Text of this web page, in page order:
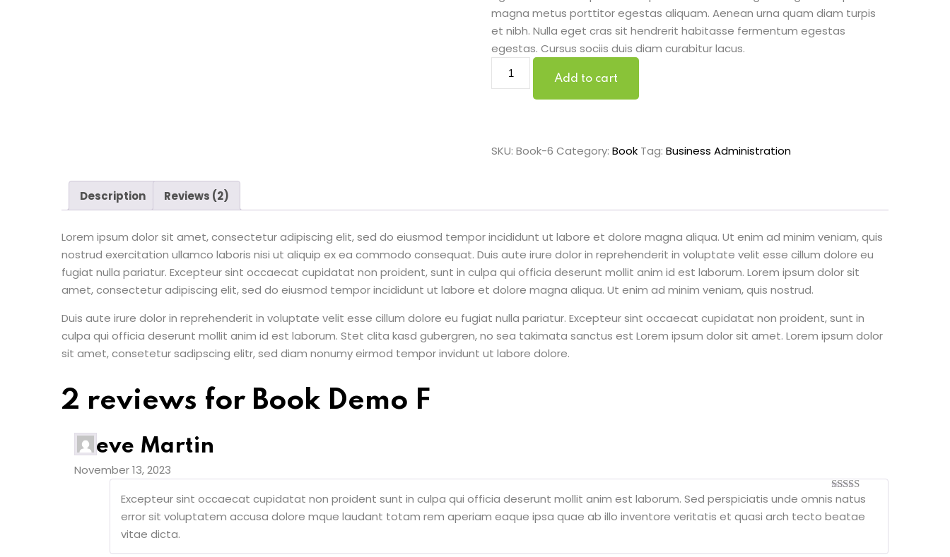
magna metus porttitor egestas aliquam. Aenean urna quam diam turpis
et nibh. Nulla eget cras sit hendrerit habitasse fermentum egestas
egestas. Cursus sociis duis diam curabitur lacus.
Book
Add to cart
SKU:Book-6 Category: Book Tag: Business Administration
Description Reviews (2)
Lorem ipsum dolor sit amet, consectetur adipiscing elit, sed do eiusmod tempor incididunt ut labore et dolore magna aliqua. Ut enim ad minim veniam, quis
nostrud exercitation ullamco laboris nisi ut aliquip ex ea commodo consequat. Duis aute irure dolor in reprehenderit in voluptate velit esse cillum dolore eu
fugiat nulla pariatur. Excepteur sint occaecat cupidatat non proident, sunt in culpa qui officia deserunt mollit anim id est laborum. Lorem ipsum dolor sit
amet, consectetur adipiscing elit, sed do eiusmod tempor incididunt ut labore et dolore magna aliqua. Ut enim ad minim veniam, quis nostrud.
Duis aute irure dolor in reprehenderit in voluptate velit esse cillum dolore eu fugiat nulla pariatur. Excepteur sint occaecat cupidatat non proident, sunt in
culpa qui officia deserunt mollit anim id est laborum. Stet clita kasd gubergren, no sea takimata sanctus est Lorem ipsum dolor sit amet. Lorem ipsum dolor
sit amet, consetetur sadipscing elitr, sed diam nonumy eirmod tempor invidunt ut labore dolore.
2 reviews for Book Demo F
Steve Martin
November 13, 2023
5out of 5
Excepteur sint occaecat cupidatat non proident sunt in culpa qui officia deserunt mollit anim est laborum. Sed perspiciatis unde omnis natus
error sit voluptatem accusa dolore mque laudant totam rem aperiam eaque ipsa quae ab illo inventore veritatis et quasi arch tecto beatae
vitae dicta.